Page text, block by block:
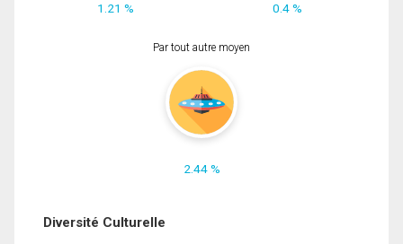
1.21 % 0.4 %
Par tout autre moyen
2.44 %
Diversité Culturelle